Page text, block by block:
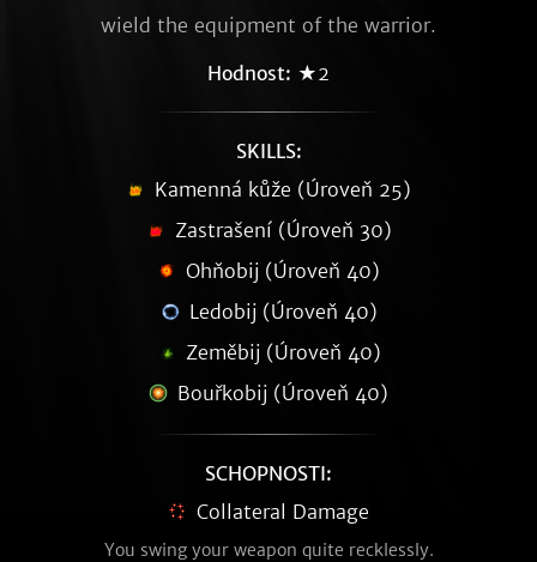
wield the equipment of the warrior.
Hodnost: ★2
SKILLS:
Kamenná kůže (Úroveň 25)
Zastrašení (Úroveň 30)
Ohňobij (Úroveň 40)
Ledobij (Úroveň 40)
Zeměbij (Úroveň 40)
Bouřkobij (Úroveň 40)
SCHOPNOSTI:
Collateral Damage
You swing your weapon quite recklessly.